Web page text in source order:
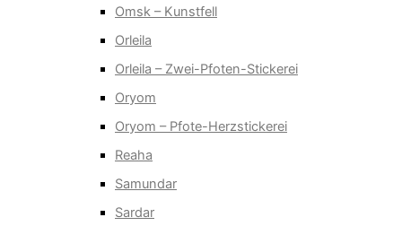
Omsk – Kunstfell
Orleila
Orleila – Zwei-Pfoten-Stickerei
Oryom
Oryom – Pfote-Herzstickerei
Reaha
Samundar
Sardar